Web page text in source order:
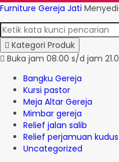
Furniture Gereja Jati
Kategori Produk
Buka jam 08.00 s/d jam
Bangku Gereja
Kursi pastor
Meja Altar Gereja
Mimbar gereja
Relief jalan salib
Relief perjamuan kudus
Uncategorized